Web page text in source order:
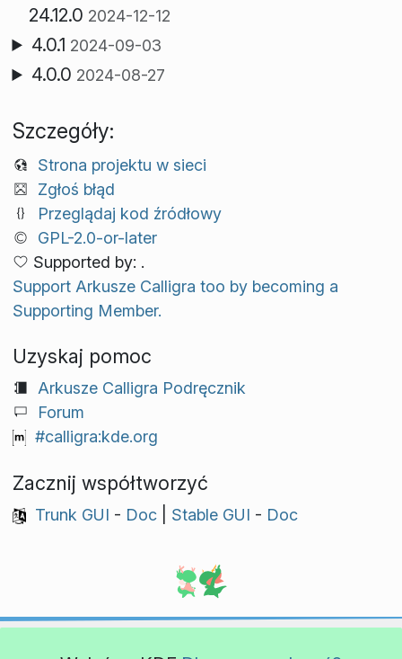
24.12.0 2024-12-12
4.0.1 2024-09-03
4.0.0 2024-08-27
Szczegóły:
Strona projektu w sieci
Zgłoś błąd
Przeglądaj kod źródłowy
GPL-2.0-or-later
Supported by: .
Support Arkusze Calligra too by becoming a
Supporting Member.
Uzyskaj pomoc
Arkusze Calligra Podręcznik
Forum
#calligra:kde.org
Zacznij współtworzyć
Trunk GUI - Doc| Stable GUI - Doc